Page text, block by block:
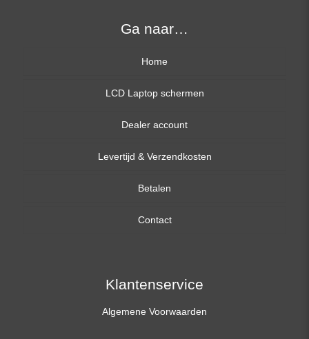
Ga naar…
Home
LCD Laptop schermen
13,3 inch
14,0 inch
15,6 inch
17,3 inch
Dealer account
Levertijd & Verzendkosten
Betalen
Contact
Klantenservice
Algemene Voorwaarden